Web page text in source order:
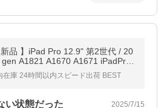
品 】iPad Pro 12.9" 第2世代 / 20
A1821 A1670 A1671 iPadPro
バッテリー容量:10994mAh
*41
在庫 24時間以内スピード出荷 BEST
い状態だった 2025/7/15